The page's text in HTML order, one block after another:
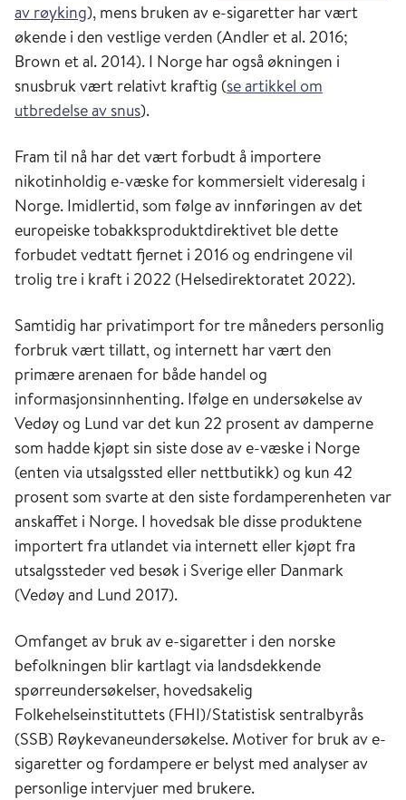
av røyking), mens bruken av e-sigaretter har vært
økende i den vestlige verden (Andler et al. 2016;
Brown et al. 2014). I Norge har også økningen i
snusbruk vært relativt kraftig (se artikkel om
utbredelse av snus).
Fram til nå har det vært forbudt å importere
nikotinholdig e-væske for kommersielt videresalg i
Norge. Imidlertid, som følge av innføringen av det
europeiske tobakksproduktdirektivet ble dette
forbudet vedtatt fjernet i 2016 og endringene vil
trolig tre i kraft i 2022 (Helsedirektoratet 2022).
Samtidig har privatimport for tre måneders personlig
forbruk vært tillatt, og internett har vært den
primære arenaen for både handel og
informasjonsinnhenting. Ifølge en undersøkelse av
Vedøy og Lund var det kun 22 prosent av damperne
som hadde kjøpt sin siste dose av e-væske i Norge
(enten via utsalgssted eller nettbutikk) og kun 42
prosent som svarte at den siste fordamperenheten var
anskaffet i Norge. I hovedsak ble disse produktene
importert fra utlandet via internett eller kjøpt fra
utsalgssteder ved besøk i Sverige eller Danmark
(Vedøy and Lund 2017).
Omfanget av bruk av e-sigaretter i den norske
befolkningen blir kartlagt via landsdekkende
spørreundersøkelser, hovedsakelig
Folkehelseinstituttets (FHI)/Statistisk sentralbyrås
(SSB) Røykevaneundersøkelse. Motiver for bruk av e-
sigaretter og fordampere er belyst med analyser av
personlige intervjuer med brukere.